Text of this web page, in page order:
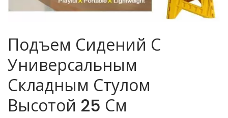
Подъем Сидений С
Универсальным
Складным Стулом
Высотой 25 См